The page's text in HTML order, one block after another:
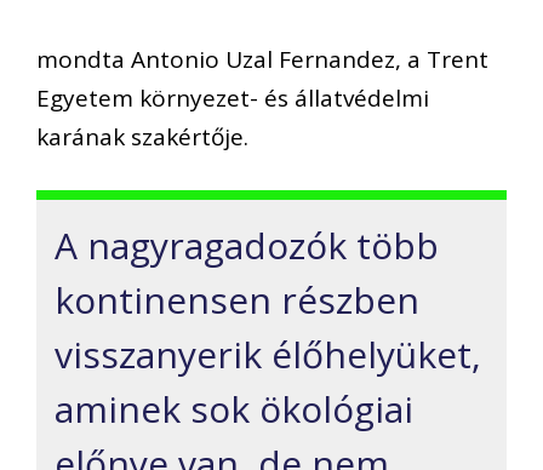
mondta Antonio Uzal Fernandez, a Trent
Egyetem környezet- és állatvédelmi
karának szakértője.
A nagyragadozók több
kontinensen részben
visszanyerik élőhelyüket,
aminek sok ökológiai